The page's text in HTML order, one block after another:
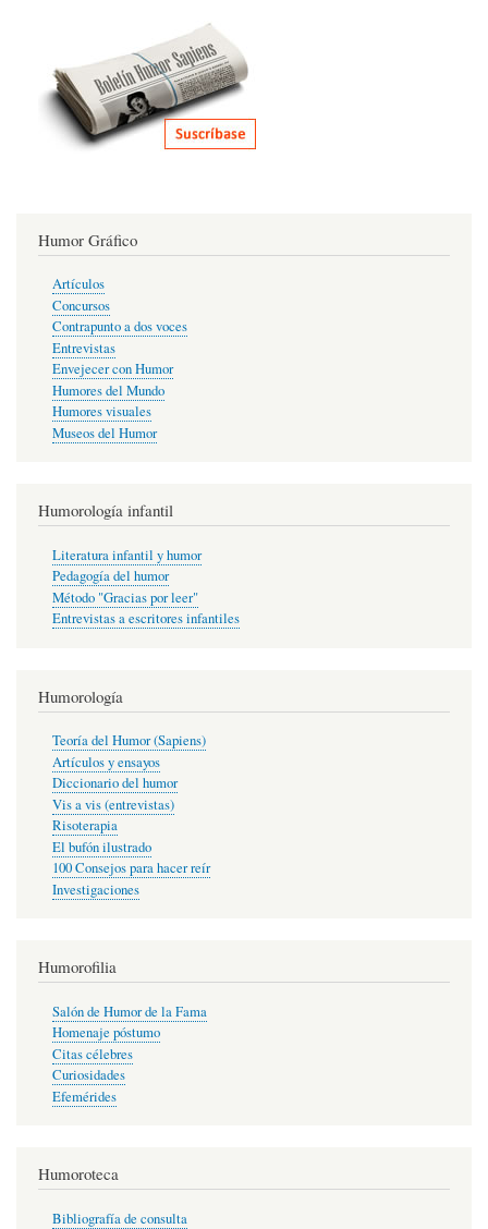
Humor Gráfico
Artículos
Concursos
Contrapunto a dos voces
Entrevistas
Envejecer con Humor
Humores del Mundo
Humores visuales
Museos del Humor
Humorología infantil
Literatura infantil y humor
Pedagogía del humor
Método "Gracias por leer"
Entrevistas a escritores infantiles
Humorología
Teoría del Humor (Sapiens)
Artículos y ensayos
Diccionario del humor
Vis a vis (entrevistas)
Risoterapia
El bufón ilustrado
100 Consejos para hacer reír
Investigaciones
Humorofilia
Salón de Humor de la Fama
Homenaje póstumo
Citas célebres
Curiosidades
Efemérides
Humoroteca
Bibliografía de consulta